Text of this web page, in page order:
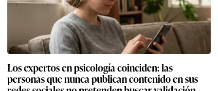
Los expertos en psicología coinciden: las
personas que nunca publican contenido en sus